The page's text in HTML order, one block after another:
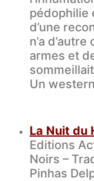
pédophilie
d’une
n’a
armes et
Un
La Nuit du
Editions
Noirs –
Pinhas